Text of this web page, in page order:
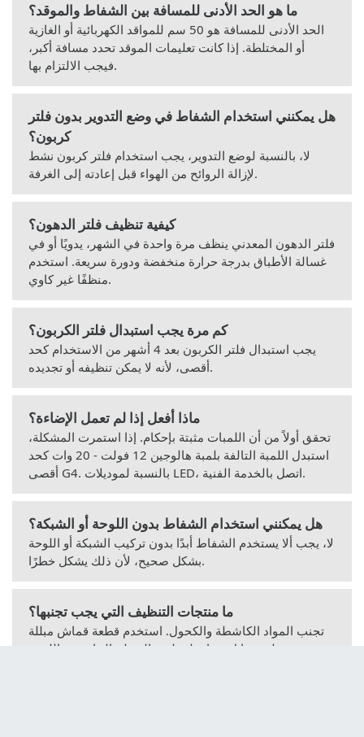
ما هو الحد الأدنى للمسافة بين الشفاط والموقد؟
الحد الأدنى للمسافة هو 50 سم للمواقد الكهربائية أو الغازية
أو المختلطة. إذا كانت تعليمات الموقد تحدد مسافة أكبر،
فيجب الالتزام بها.
هل يمكنني استخدام الشفاط في وضع التدوير بدون فلتر
كربون؟
لا، بالنسبة لوضع التدوير، يجب استخدام فلتر كربون نشط
لإزالة الروائح من الهواء قبل إعادته إلى الغرفة.
كيفية تنظيف فلتر الدهون؟
فلتر الدهون المعدني ينظف مرة واحدة في الشهر، يدويًا أو في
غسالة الأطباق بدرجة حرارة منخفضة ودورة سريعة. استخدم
منظفًا غير كاوي.
كم مرة يجب استبدال فلتر الكربون؟
يجب استبدال فلتر الكربون بعد 4 أشهر من الاستخدام كحد
أقصى، لأنه لا يمكن تنظيفه أو تجديده.
ماذا أفعل إذا لم تعمل الإضاءة؟
تحقق أولاً من أن اللمبات مثبتة بإحكام. إذا استمرت المشكلة،
استبدل اللمبة التالفة بلمبة هالوجين 12 فولت - 20 وات كحد
أقصى G4. بالنسبة لموديلات LED، اتصل بالخدمة الفنية.
هل يمكنني استخدام الشفاط بدون اللوحة أو الشبكة؟
لا، يجب ألا يستخدم الشفاط أبدًا بدون تركيب الشبكة أو اللوحة
بشكل صحيح، لأن ذلك يشكل خطرًا.
ما منتجات التنظيف التي يجب تجنبها؟
تجنب المواد الكاشطة والكحول. استخدم قطعة قماش مبللة